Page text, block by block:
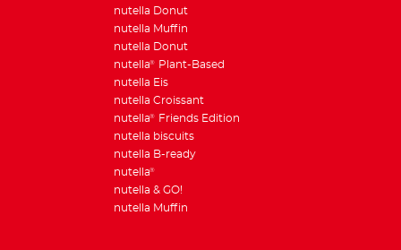
nutella Donut
nutella Muffin
nutella Donut
nutella®
Plant-Based
nutella Eis
nutella Croissant
nutella®
Friends Edition
nutella biscuits
nutella B-ready
nutella®
nutella & GO!
nutella Muffin